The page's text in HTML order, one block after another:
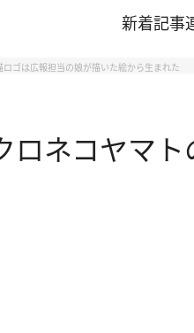
新着記事
ゴは広報担当の娘が描いた絵から生まれた
ロネコヤマ